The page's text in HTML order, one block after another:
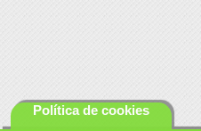
Política de cookies